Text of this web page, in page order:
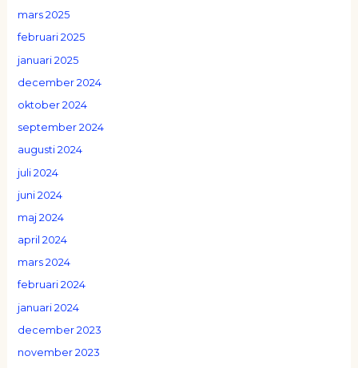
mars 2025
februari 2025
januari 2025
december 2024
oktober 2024
september 2024
augusti 2024
juli 2024
juni 2024
maj 2024
april 2024
mars 2024
februari 2024
januari 2024
december 2023
november 2023